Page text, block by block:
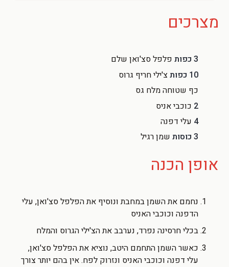
מצרכים
3 כפות
פלפל סצ'ואן שלם
10 כפות
צ'ילי חריף גרוס
כף שטוחה מלח גס
2 כוכבי אניס
4 עלי דפנה
3 כוסות
שמן רגיל
אופן הכנה
נחמם את השמן במחבת ונוסיף את הפלפל סצ'ואן, עלי
הדפנה וכוכבי האניס
בכלי חרסינה נפרד, נערבב את הצ'ילי הגרוס והמלח
כאשר השמן התחמם היטב, נוציא את הפלפל סצ'ואן,
עלי דפנה וכוכבי האניס ונזרוק לפח. אין בהם יותר צורך